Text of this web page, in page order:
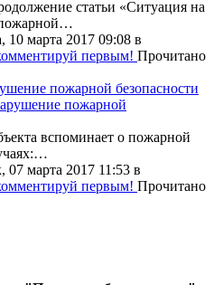
статьи «Ситуация на
пожарной…
марта 2017 09:08 в
первым! Прочитано
пожарной безопасности
вспоминает о пожарной
марта 2017 11:53 в
первым! Прочитано